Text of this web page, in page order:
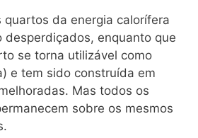
quartos da energia calorífera
desperdiçados, enquanto que
se torna utilizável como
e tem sido construída em
Mas todos os
sobre os mesmos